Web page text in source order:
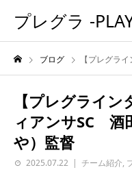
プレグラ -
ブログ 【プレグラインタビ
【プレグライ
ィアンサSC 酒
や）監督
2025.07.22 チーム紹介,